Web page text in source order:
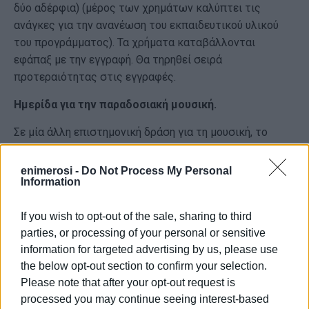
enimerosi - Do Not Process My Personal
Information
If you wish to opt-out of the sale, sharing to third
parties, or processing of your personal or sensitive
information for targeted advertising by us, please use
the below opt-out section to confirm your selection.
Please note that after your opt-out request is
processed you may continue seeing interest-based
δύο αδέρφια) (μέρος των χρημάτων καλύπτει τις
ανάγκες για την ανανέωση του εκπαιδευτικού υλικού
του προγράμματος). Τα χρήματα καταβάλλονται
εφάπαξ με την εγγραφή. Θα τηρηθεί σειρά
προτεραιότητας στις εγγραφές.
Ημερίδα για την παραδοσιακή μουσική.
Σε μία άλλη επιστημονική δράση για τη μουσική, το
Σάββατο 22 Φεβρουαρίου η ICTMD Greece διοργανώνει
την 1η διαδικτυακή ημερίδα με θέμα: «Μουσικές και
χορευτικές παραδόσεις στον ελληνικό χώρο:
προσεγγίσεις». Η ημερίδα απευθύνεται σε ερευνητές
που ασχολούνται με τις παραδόσεις της μουσικής και
του χορού στον ελληνικό χώρο και στοχεύει σε μία
διεπιστημονική θεώρηση των σχετικών πεδίων στο
σύγχρονο πολιτισμικό περιβάλλον. Οι συμμετέχοντες
θα έχουν την ευκαιρία να ανταλλάξουν ιδέες και να